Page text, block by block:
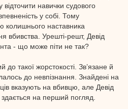
навички судового
у собі. Тому
колишнього наставника
вбивства. Урешті-решт, Девід
- що може піти не так?
до такої жорстокості. Зв’язане й
до невпізнання. Знайдені на
вказують на вбивцю, але Девід
на перший погляд.